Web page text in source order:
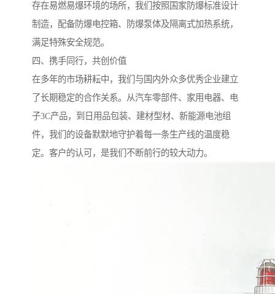
存在易燃易爆环境的场所，我们按照国家防爆标准设计
制造，配备防爆电控箱、防爆泵体及隔离式加热系统，
满足特殊安全规范。
四、携手同行，共创价值
在多年的市场耕耘中，我们与国内外众多优秀企业建立
了长期稳定的合作关系。从汽车零部件、家用电器、电
子3C产品，到日用品包装、建材型材、新能源电池组
件，我们的设备默默地守护着每一条生产线的温度稳
定。客户的认可，是我们不断前行的较大动力。